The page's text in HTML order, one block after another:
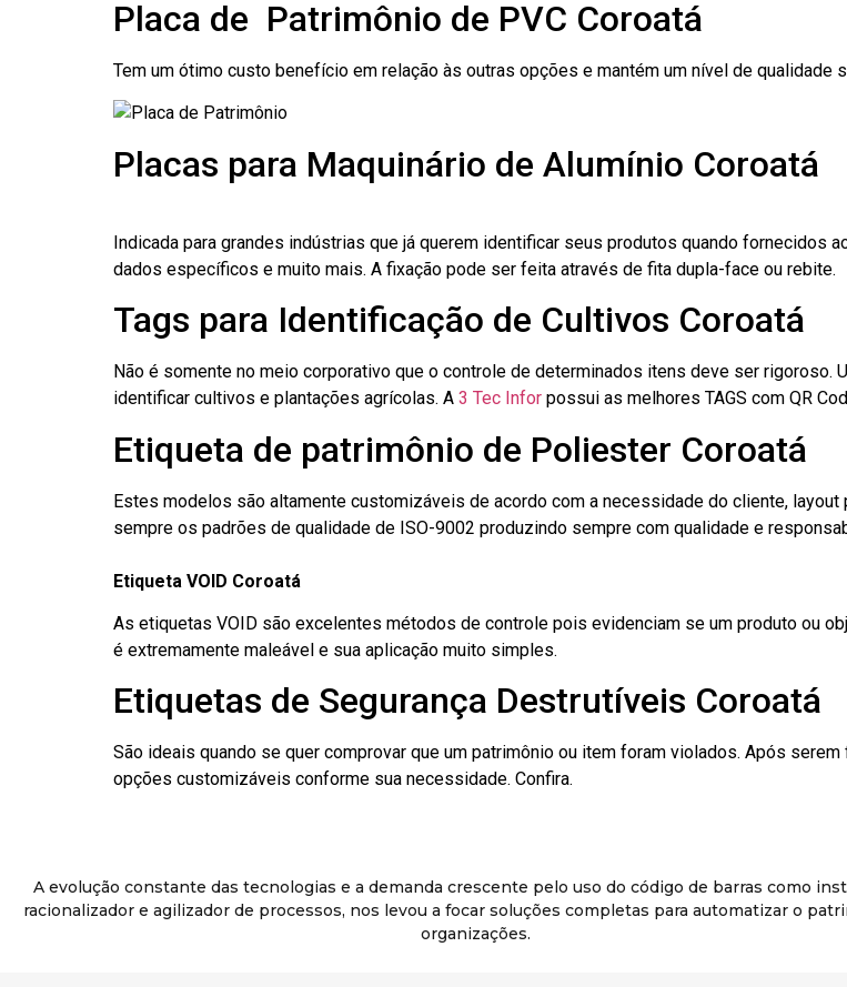
Placa de Patrimônio de PVC Coroatá
Tem um ótimo custo benefício em relação às outras opções e mantém um nível de qualidade
Placas para Maquinário de Alumínio Coroatá
Indicada para grandes indústrias que já querem identificar seus produtos quando fornecidos
dados específicos e muito mais. A fixação pode ser feita através de fita dupla-face ou rebite.
Tags para Identificação de Cultivos Coroatá
Não é somente no meio corporativo que o controle de determinados itens deve ser rigoroso.
identificar cultivos e plantações agrícolas. A 3 Tec Infor possui as melhores TAGS com QR
Etiqueta de patrimônio de Poliester Coroatá
Estes modelos são altamente customizáveis de acordo com a necessidade do cliente,
sempre os padrões de qualidade de ISO-9002 produzindo sempre com qualidade e
Etiqueta VOID Coroatá
As etiquetas VOID são excelentes métodos de controle pois evidenciam se um produto ou
é extremamente maleável e sua aplicação muito simples.
Etiquetas de Segurança Destrutíveis Coroatá
São ideais quando se quer comprovar que um patrimônio ou item foram violados. Após
opções customizáveis conforme sua necessidade. Confira.
A evolução constante das tecnologias e a demanda crescente pelo uso do código de barras como
racionalizador e agilizador de processos, nos levou a focar soluções completas para automatizar o
organizações.